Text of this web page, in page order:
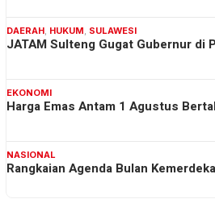
DAERAH HUKUM SULAWESI
JATAM Sulteng Gugat Gubernur di
EKONOMI
Harga Emas Antam 1 Agustus
NASIONAL
Rangkaian Agenda Bulan